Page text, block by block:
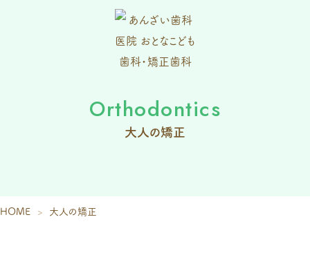
Orthodontics
大人の矯正
HOME 大人の矯正